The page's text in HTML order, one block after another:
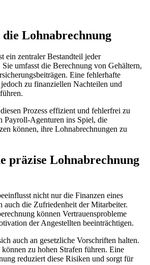
Lohnabrechnung
ein zentraler Bestandteil jeder
umfasst die Berechnung von Gehältern,
Eine fehlerhafte
zu finanziellen Nachteilen und
Prozess effizient und fehlerfrei zu
Payroll-Agenturen ins Spiel, die
können, ihre Lohnabrechnungen zu
präzise Lohnabrechnung
nicht nur die Finanzen eines
auch die Zufriedenheit der Mitarbeiter.
können Vertrauensprobleme
der Angestellten beeinträchtigen.
auch an gesetzliche Vorschriften halten.
zu hohen Strafen führen. Eine
reduziert diese Risiken und sorgt für